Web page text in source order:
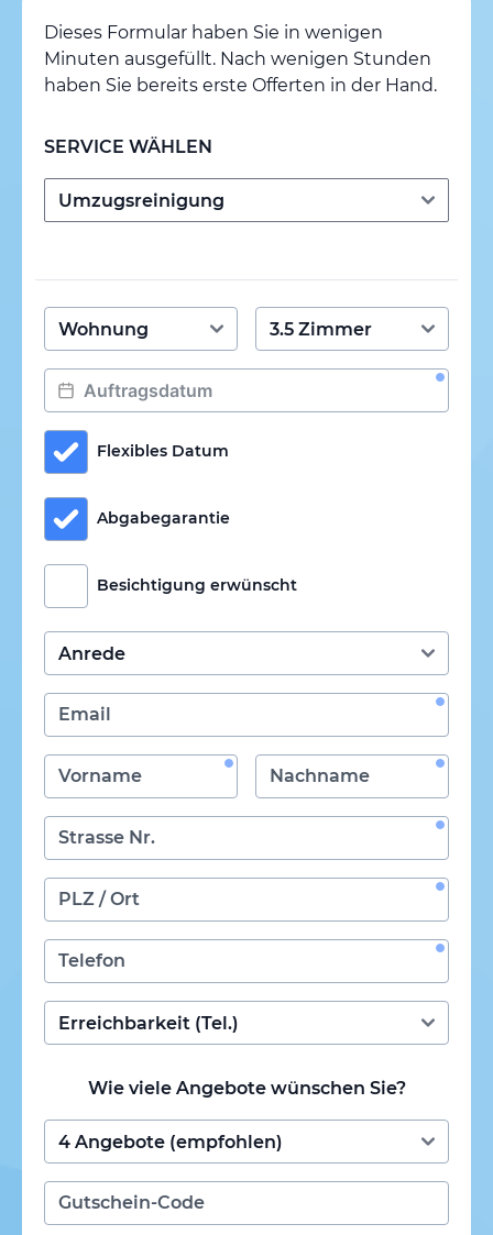
Dieses Formular haben Sie in wenigen
Minuten ausgefüllt. Nach wenigen Stunden
haben Sie bereits erste Offerten in der Hand.
SERVICE WÄHLEN
Flexibles Datum
Abgabegarantie
Besichtigung erwünscht
Wie viele Angebote wünschen Sie?